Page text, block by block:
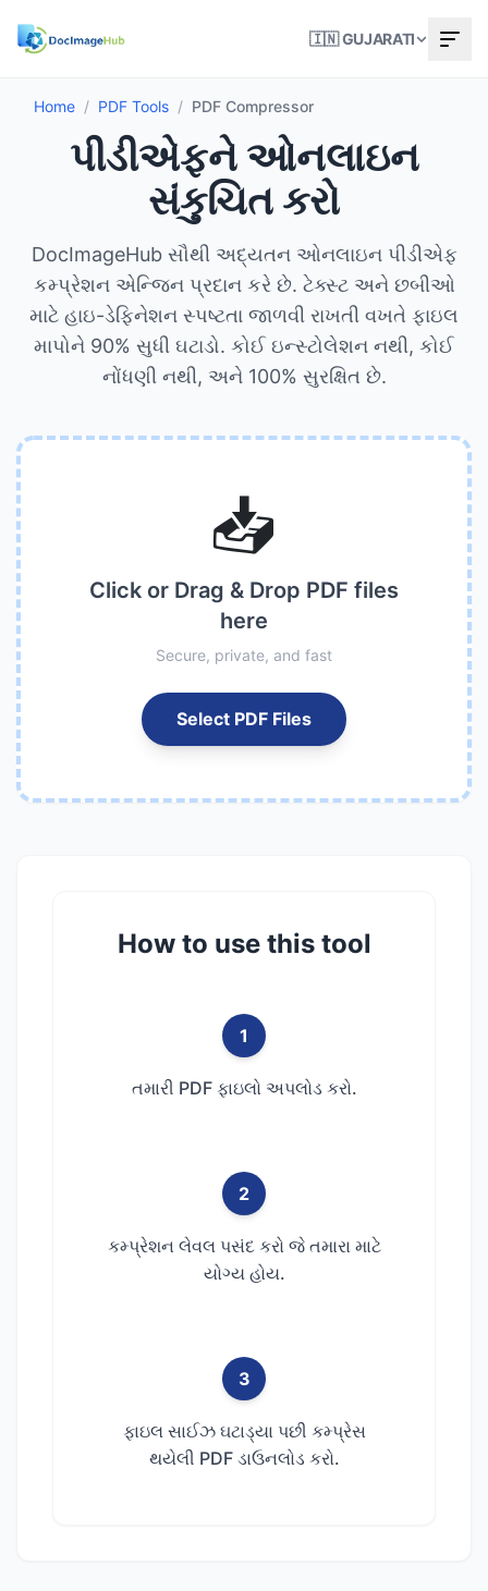
🇮🇳 GUJARATI
Home / PDF Tools / PDF Compressor
પીડીએફને ઓનલાઇન
સંકુચિત કરો
DocImageHub સૌથી અદ્યતન ઓનલાઇન પીડીએફ
કમ્પ્રેશન એન્જિન પ્રદાન કરે છે. ટેક્સ્ટ અને છબીઓ
માટે હાઇ-ડેફિનેશન સ્પષ્ટતા જાળવી રાખતી વખતે ફાઇલ
માપોને 90% સુધી ઘટાડો. કોઈ ઇન્સ્ટોલેશન નથી, કોઈ
નોંધણી નથી, અને 100% સુરક્ષિત છે.
📥
Click or Drag & Drop PDF files
here
Secure, private, and fast
Select PDF Files
How to use this tool
1
તમારી PDF ફાઇલો અપલોડ કરો.
2
કમ્પ્રેશન લેવલ પસંદ કરો જે તમારા માટે
યોગ્ય હોય.
3
ફાઇલ સાઈઝ ઘટાડ્યા પછી કમ્પ્રેસ
થયેલી PDF ડાઉનલોડ કરો.